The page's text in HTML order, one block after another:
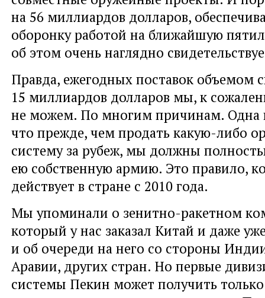
на 56 миллиардов долларов,
оборонку работой на ближайшую
об этом очень наглядно
Правда, ежегодных поставок объемом
15 миллиардов долларов мы, к
не можем. По многим причинам. Одна
что прежде, чем продать какую-либо
систему за рубеж, мы должны
ею собственную армию. Это правило,
действует в стране с 2010 года.
Мы упоминали о зенитно-ракетном
который у нас заказал Китай и даже
и об очереди на него со стороны
Аравии, других стран. Но первые
системы Пекин может получить только